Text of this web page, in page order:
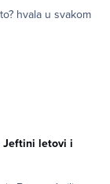
Jeftini letovi i